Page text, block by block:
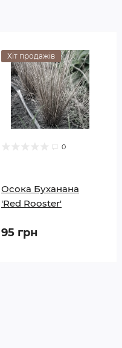
Хіт продажів
0
Осока Буханана
'Red Rooster'
95 грн